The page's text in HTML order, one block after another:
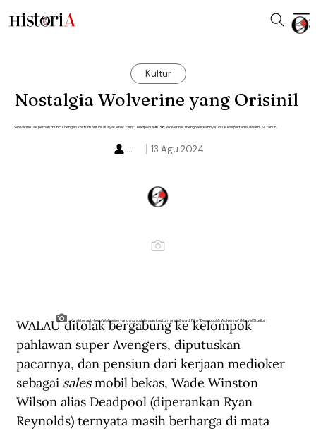
Kultur
Nostalgia Wolverine yang Orisinil
Wolverine tak pernah muncul dengan kostum orisinil di layar lebar. Film “Deadpool &#038; Wolverine” menghadirkannya untuk kali pertama dalam 24 tahun.
13 Agu 2024
...
Karakter anti-hero Wolverine yang muncul dengan kostum orisinilnya di Film "Deadpool & Wolverine" (Marvel Studios)
WALAU ditolak bergabung ke kelompok
pahlawan super Avengers, diputuskan
pacarnya, dan pensiun dari kerjaan medioker
sebagai sales mobil bekas, Wade Winston
Wilson alias Deadpool (diperankan Ryan
Reynolds) ternyata masih berharga di mata